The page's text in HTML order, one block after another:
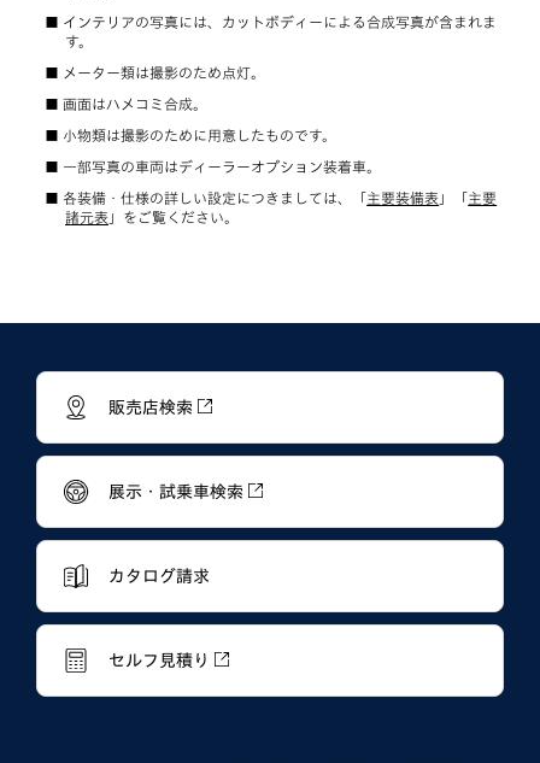
インテリアの写真には、カットボディーによる合成写真が含まれま
す。
メーター類は撮影のため点灯。
画面はハメコミ合成。
小物類は撮影のために用意したものです。
一部写真の車両はディーラーオプション装着車。
各装備・仕様の詳しい設定につきましては、「 主要装備表 」「 主要
諸元表 」をご覧ください。
販売店検索
展示・試乗車検索
カタログ請求
セルフ見積り